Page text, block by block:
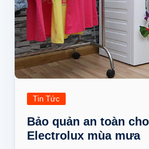
Tin Tức
Bảo quản an toàn
Electrolux mùa mưa